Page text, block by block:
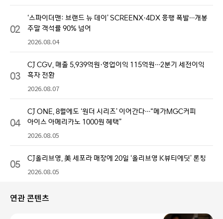
02
‘스파이더맨: 브랜드 뉴 데이’ SCREENX·4DX 흥행 폭발…개봉
주말 객석률 90% 넘어
2026.08.04
03
CJ CGV, 매출 5,939억원·영업이익 115억원…2분기 세전이익
흑자 전환
2026.08.07
04
CJ ONE, 8월에도 ‘원더 시리즈’ 이어간다…“메가MGC커피
아이스 아메리카노 1000원 혜택”
2026.08.05
05 CJ올리브영, 美 세포라 매장에 20일 ‘올리브영 K뷰티에딧’ 론칭
2026.08.05
연관 콘텐츠